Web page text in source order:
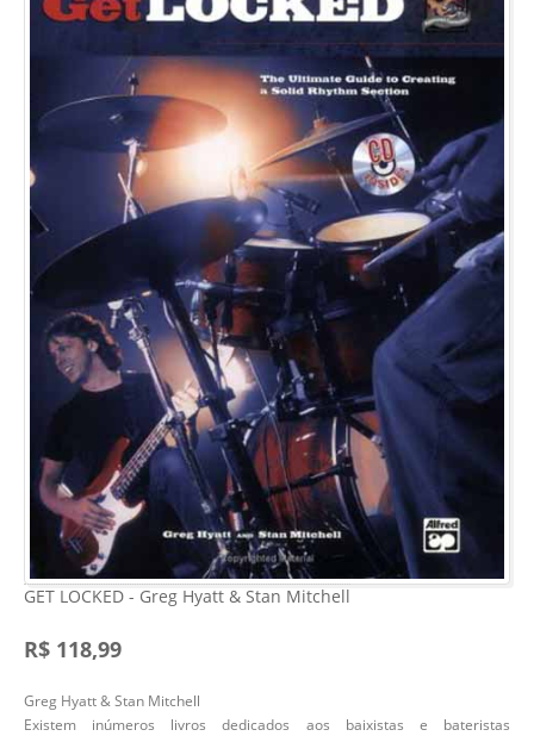
GET LOCKED - Greg Hyatt & Stan Mitchell
R$ 118,99
Greg Hyatt & Stan Mitchell
Existem inúmeros livros dedicados aos baixistas e bateristas